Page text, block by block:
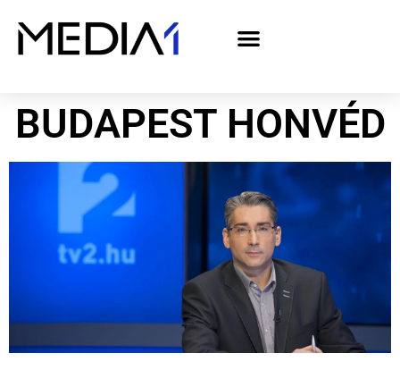
BUDAPEST HONVÉD